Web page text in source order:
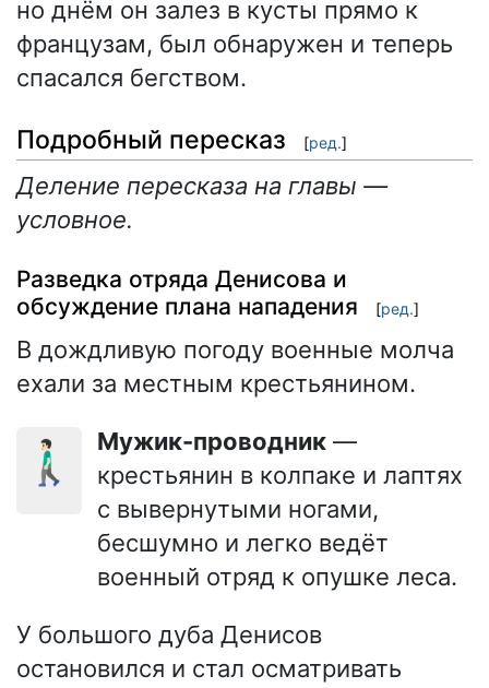
но днём он залез в кусты прямо к
французам, был обнаружен и теперь
спасался бегством.
Подробный пересказ [ред.]
Деление пересказа на главы —
условное.
Разведка отряда Денисова и
обсуждение плана нападения
[ред.]
В дождливую погоду военные молча
ехали за местным крестьянином.
🚶🏻‍♂️ Мужик-проводник —
крестьянин в колпаке и лаптях
с вывернутыми ногами,
бесшумно и легко ведёт
военный отряд к опушке леса.
У большого дуба Денисов
остановился и стал осматривать